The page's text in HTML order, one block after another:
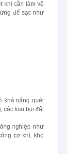
khi cần làm vệ
để sạc như
khả năng quét
các loại bụi đất
nghiệp như
cơ khí, kho